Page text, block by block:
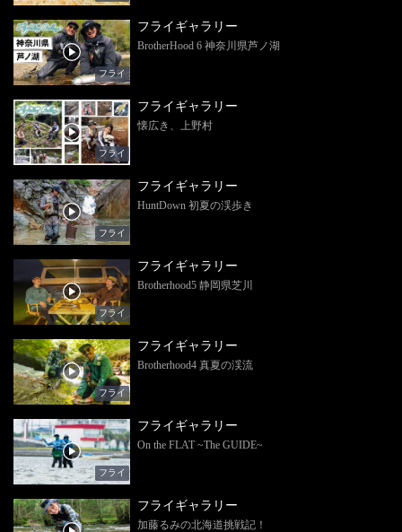
フライ
フライギャラリー
BrotherHood 6 神奈川県芦ノ湖
フライ
フライギャラリー
懐広き、上野村
フライ
フライギャラリー
HuntDown 初夏の渓歩き
フライ
フライギャラリー
Brotherhood5 静岡県芝川
フライ
フライギャラリー
Brotherhood4 真夏の渓流
フライ
フライギャラリー
On the FLAT ~The GUIDE~
フライギャラリー
加藤るみの北海道挑戦記！